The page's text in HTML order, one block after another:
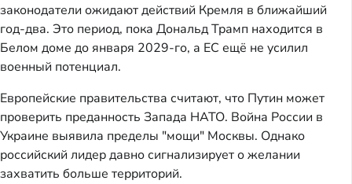
законодатели ожидают действий Кремля в ближайший
год-два. Это период, пока Дональд Трамп находится в
Белом доме до января 2029-го, а ЕС ещё не усилил
военный потенциал.
Европейские правительства считают, что Путин может
проверить преданность Запада НАТО. Война России в
Украине выявила пределы "мощи" Москвы. Однако
российский лидер давно сигнализирует о желании
захватить больше территорий.